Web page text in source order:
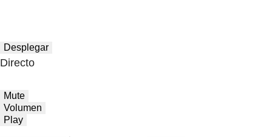
Desplegar
Directo
Mute
Volumen
Play